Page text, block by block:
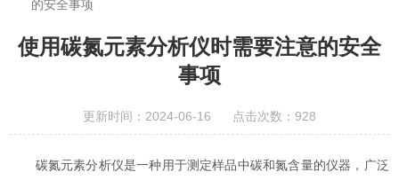
的安全事项
使用碳氮元素分析仪时需要注意的安全
事项
更新时间：2024-06-16 点击次数：928
碳氮元素分析仪是一种用于测定样品中碳和氮含量的仪器，广泛